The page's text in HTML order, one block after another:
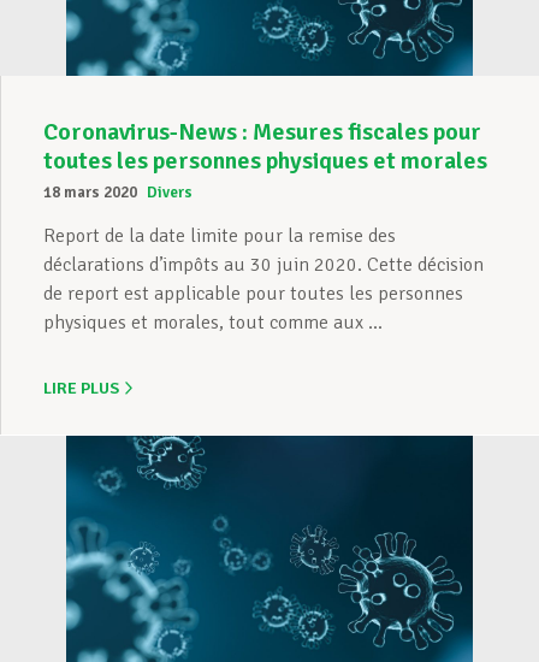
Coronavirus-News : Mesures fiscales pour
toutes les personnes physiques et morales
18 mars 2020 Divers
Report de la date limite pour la remise des
déclarations d’impôts au 30 juin 2020. Cette décision
de report est applicable pour toutes les personnes
physiques et morales, tout comme aux ...
LIRE PLUS